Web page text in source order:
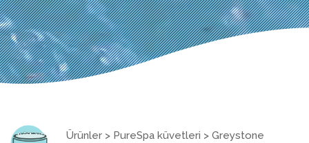
Ürünler > PureSpa küvetleri > Greystone